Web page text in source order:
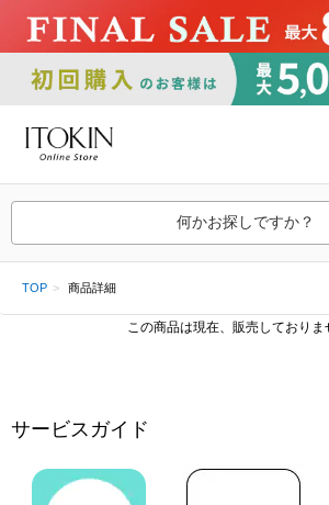
何かお探しですか？
TOP 商品詳細
この商品は現在、販売しておりま
サービスガイド